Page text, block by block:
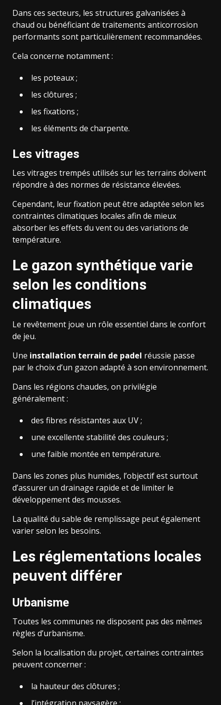
Dans ces secteurs, les structures galvanisées à
chaud ou bénéficiant de traitements anticorrosion
performants sont particulièrement recommandées.
Cela concerne notamment :
les poteaux ;
les clôtures ;
les fixations ;
les éléments de charpente.
Les vitrages
Les vitrages trempés utilisés sur les terrains doivent
répondre à des normes de résistance élevées.
Cependant, leur fixation peut être adaptée selon les
contraintes climatiques locales afin de mieux
absorber les effets du vent ou des variations de
température.
Le gazon synthétique varie
selon les conditions
climatiques
Le revêtement joue un rôle essentiel dans le confort
de jeu.
Une installation terrain de padel réussie passe
par le choix d’un gazon adapté à son environnement.
Dans les régions chaudes, on privilégie
généralement :
des fibres résistantes aux UV ;
une excellente stabilité des couleurs ;
une faible montée en température.
Dans les zones plus humides, l’objectif est surtout
d’assurer un drainage rapide et de limiter le
développement des mousses.
La qualité du sable de remplissage peut également
varier selon les besoins.
Les réglementations locales
peuvent différer
Urbanisme
Toutes les communes ne disposent pas des mêmes
règles d’urbanisme.
Selon la localisation du projet, certaines contraintes
peuvent concerner :
la hauteur des clôtures ;